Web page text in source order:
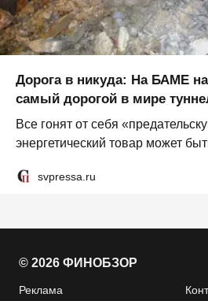
Дорога в никуда: На БАМЕ
самый дорогой в мире
Все гонят от себя
энергетический товар может
svpressa.ru
© 2026 ФИНОБЗОР
Реклама